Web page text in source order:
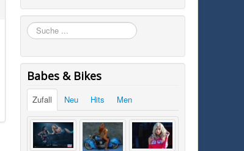
Suchen
Babes & Bikes
Zufall Neu Hits Men